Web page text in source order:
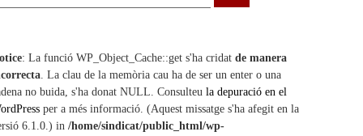
: La funció WP_Object_Cache::get s'ha cridatde manera
. La clau de la memòria cau ha de ser un enter o una
no buida, s'ha donat NULL. Consulteula depuració en el
per a més informació. (Aquest missatge s'ha afegit en la
6.1.0.) in/home/sindicat/public_html/wp-